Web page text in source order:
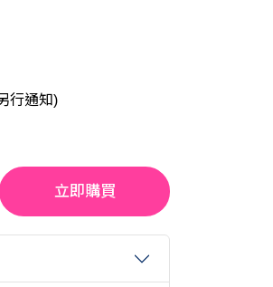
行通知)
立即購買